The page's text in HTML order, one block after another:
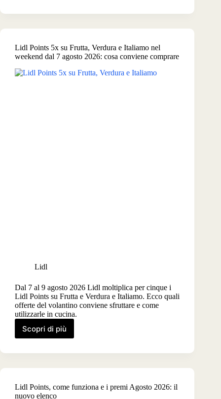
e
solo,
ottenere
i
biglietti
con
Lidl Points 5x su Frutta, Verdura e Italiamo nel
weekend dal 7 agosto 2026: cosa conviene comprare
Lidl
Dal 7 al 9 agosto 2026 Lidl moltiplica per cinque i
Lidl Points su Frutta e Verdura e Italiamo. Ecco quali
offerte del volantino conviene sfruttare e come
utilizzarle in cucina.
Scopri di più
Lidl
5x
Frutta,
e
Lidl Points, come funziona e i premi Agosto 2026: il
nuovo elenco